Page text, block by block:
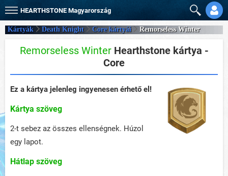
HEARTHSTONE Magyarország
Kártyák Death Knight Core kártyái Remorseless Winter
Remorseless WinterHearthstone kártya -
Core
Ez a kártya jelenleg ingyenesen érhető el!
Kártya szöveg
2-t sebez az összes ellenségnek. Húzol
egy lapot.
Hátlap szöveg